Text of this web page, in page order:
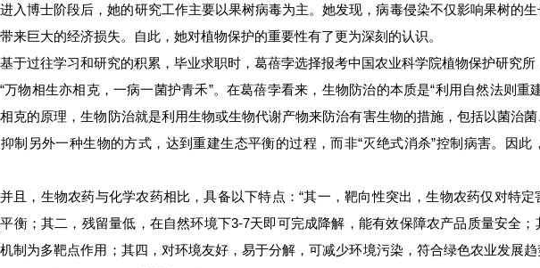
进入博士阶段后，她的研究工作主要以果树病毒为主。她发现，病毒侵染不仅影响果树的
来巨大的经济损失。自此，她对植物保护的重要性有了更为深刻的认识。
基于过往学习和研究的积累，毕业求职时，葛蓓孛选择报考中国农业科学院植物保护研究所
“万物相生亦相克，一病一菌护青禾”。在葛蓓孛看来，生物防治的本质是“利用自然法则重
克的原理，生物防治就是利用生物或生物代谢产物来防治有害生物的措施，包括以菌治
制另外一种生物的方式，达到重建生态平衡的过程，而非“灭绝式消杀”控制病害。因
并且，生物农药与化学农药相比，具备以下特点：“其一，靶向性突出，生物农药仅对特
衡；其二，残留量低，在自然环境下3-7天即可完成降解，能有效保障农产品质量安全
制为多靶点作用；其四，对环境友好，易于分解，可减少环境污染，符合绿色农业发展